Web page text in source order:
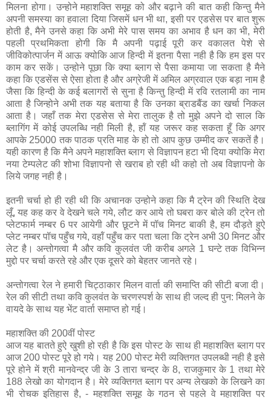
मिलना होगा। उन्‍होने महाशक्ति समूह को और बढ़ाने की बात कही किन्‍तु मैने
अपनी समस्‍या का हवाला दिया जिसमें धन भी था, इसी पर एडसेस पर बात शुरू
होती है, मैने उनसे कहा कि अभी मेरे पास समय का अभाव है धन का भी, मेरी
पहली प्रथमिकता होगी कि मै अपनी पढ़ाई पूरी कर वकालत पेशे से
जीविकोत्‍पार्जन में आऊ क्‍योकि आज हिन्‍दी में इतना पैसा नही है कि हम इस पर
काम कर सकें। उन्‍होने पूछा कि क्‍या ब्‍लाग से पैसा कमाया जा सकता है मैने
कहा कि एडसेंस से ऐसा होता है और अग्रेजी में अमिल अग्रवाल एक बड़ा नाम है
जैसा कि हिन्‍दी के कई बलागरों से सुना है किन्‍तु हिन्‍दी में रवि रतलामी का नाम
आता है जिन्होने अभी तक यह बताया है कि उनका ब्राडबैंड का खर्चा निकल
आता है। जहाँ तक मेरा एडसेस से मेरा तालुक है तो मुझे अपने दो साल कि
ब्‍लागिंग में कोई उप‍लब्धि नही मिली है, हॉं यह जरूर कह सकता हूँ कि अगर
आपके 25000 तक पाठक प्रति माह के हो तो आप कुछ उम्मीद कर सकतें है।
यही कारण है कि मैने अपने महाशक्ति ब्‍लाग से विज्ञापन हटा भी दिया क्‍योकि मेरा
नया टे‍म्पलेट की शोभा विज्ञापनो से खराब हो रही थी कहो तो अब विज्ञापनो के
लिये जगह नही है।
इतनी चर्चा हो ही रही थी कि अचानक उन्‍होने कहा कि मै ट्रेन की स्थिति देख
लूँ, यह कह कर वे देखने चले गये, लौट कर आये तो घबरा कर बोले की ट्रेन तो
प्‍लेटफार्म नम्‍बर 6 पर आयेगी और छूटने में पॉच मिनट बाकी है, हम दौड़ते हुऐ
प्‍लेट नम्‍बर पॉच पहुँच गये, वहॉं पहुँच कर पता चला कि ट्रेन अभी 30 मिनट और
लेट है। अन्‍तोगत्‍वा मै और कवि कुलवंत जी करीब अगले 1 घन्‍टे तक विभिन्‍न
मुद्दो पर चर्चा करते रहे और एक दूसरे को बेहतर जानते रहे।
अन्‍तोगत्‍वा रेल ने हमारी चिट्ठाकार मिलन वार्ता की समाप्ति की सीटी बजा दी।
रेल की सीटी तथा कवि कुलवंत के चरणस्‍पर्श के साथ ही जल्‍द ही पुन: मिलने के
वायदे के साथ यह भेंट वार्ता समाप्‍त हो गई।
महाशक्ति की 200वीं पोस्‍ट
आज यह बातते हुऐ खुशी हो रही है कि इस पोस्‍ट के साथ ही महाशक्ति ब्‍लाग पर
आज 200 पोस्‍ट पूरे हो गये। यह 200 पोस्‍ट मेरी व्‍यक्तिगत उपलब्‍धी नही है इसे
पूरे होने में श्री मानवेन्‍द्र जी के 3 तारा चन्‍द्र के 8, राजकुमार के 1 तथा मेरे
188 लेखो का योगदान है। मेरे व्‍यक्तिगत ब्‍लाग पर अन्‍य लेखको के लिखने का
भी रोचक इतिहास है, - महशक्ति समूह के गठन से पहले वे महाशक्ति पर